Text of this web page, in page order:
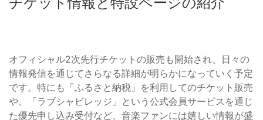
オフィシャル2次先行チケットの販売も開始され、日々の
情報発信を通じてさらなる詳細が明らかになっていく予定
です。特にも「ふるさと納税」を利用してのチケット販売
や、「ラブシャビレッジ」という公式会員サービスを通じ
た優先申し込み受付など、音楽ファンには嬉しい情報が盛